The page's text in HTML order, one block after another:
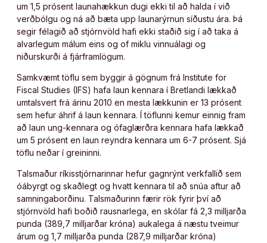
um 1,5 prósent launahækkun dugi ekki til að halda í við
verðbólgu og ná að bæta upp launarýrnun síðustu ára. Þá
segir félagið að stjórnvöld hafi ekki staðið sig í að taka á
alvarlegum málum eins og of miklu vinnuálagi og
niðurskurði á fjárframlögum.
Samkvæmt töflu sem byggir á gögnum frá Institute for
Fiscal Studies (IFS) hafa laun kennara í Bretlandi lækkað
umtalsvert frá árinu 2010 en mesta lækkunin er 13 prósent
sem hefur áhrif á laun kennara. Í töflunni kemur einnig fram
að laun ung-kennara og ófaglærðra kennara hafa lækkað
um 5 prósent en laun reyndra kennara um 6-7 prósent. Sjá
töflu neðar í greininni.
Talsmaður ríkisstjórnarinnar hefur gagnrýnt verkfallið sem
óábyrgt og skaðlegt og hvatt kennara til að snúa aftur að
samningaborðinu. Talsmaðurinn færir rök fyrir því að
stjórnvöld hafi boðið rausnarlega, en skólar fá 2,3 milljarða
punda (389,7 milljarðar króna) aukalega á næstu tveimur
árum og 1,7 milljarða punda (287,9 milljarðar króna)